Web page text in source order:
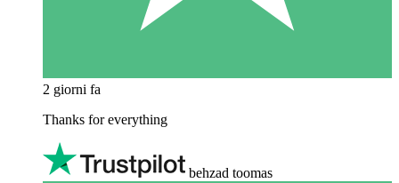
2 giorni fa
Thanks for everything
behzad toomas